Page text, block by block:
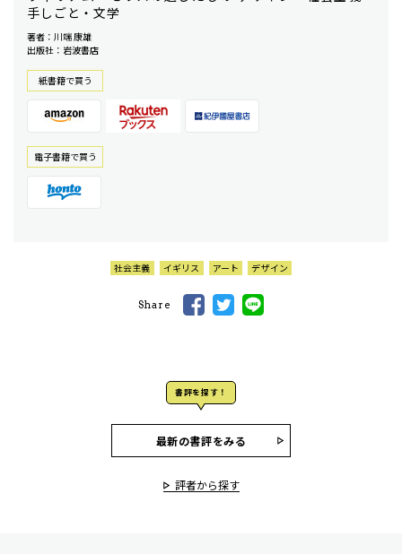
手しごと・文学
著者：川端 康雄
出版社：岩波書店
紙書籍で買う
電⼦書籍で買う
社会主義 イギリス アート デザイン
Share
書評を探す！
最新の書評をみる
評者から探す